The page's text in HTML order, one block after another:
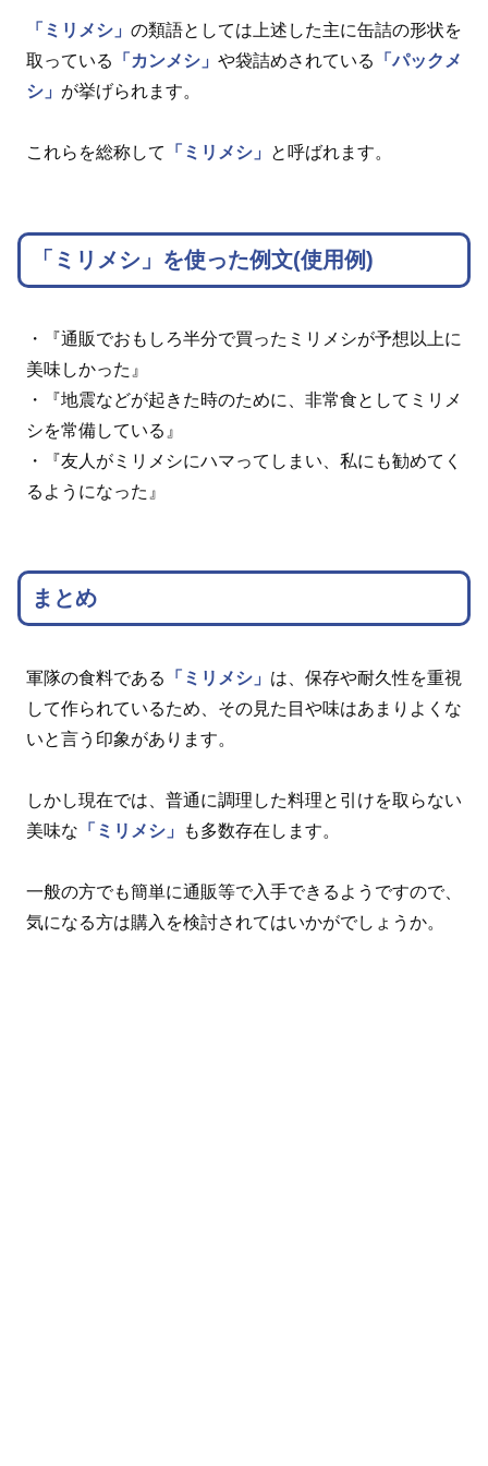
「ミリメシ」 の類語としては上述した主に缶詰の形状を
取っている
「カンメシ」 や袋詰めされている
「パックメ
シ」 が挙げられます。
これらを総称して 「ミリメシ」 と呼ばれます。
「ミリメシ」を使った例文(使用例)
・『通販でおもしろ半分で買ったミリメシが予想以上に
美味しかった』
・『地震などが起きた時のために、非常食としてミリメ
シを常備している』
・『友人がミリメシにハマってしまい、私にも勧めてく
るようになった』
まとめ
軍隊の食料である 「ミリメシ」 は、保存や耐久性を重視
して作られているため、その見た目や味はあまりよくな
いと言う印象があります。
しかし現在では、普通に調理した料理と引けを取らない
美味な 「ミリメシ」 も多数存在します。
一般の方でも簡単に通販等で入手できるようですので、
気になる方は購入を検討されてはいかがでしょうか。